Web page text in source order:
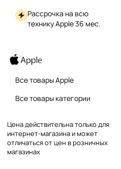
Рассрочка на всю
технику Apple 36 мес.
Все товары Apple
Все товары категории
Цена действительна только для
интернет-магазина и может
отличаться от цен в розничных
магазинах